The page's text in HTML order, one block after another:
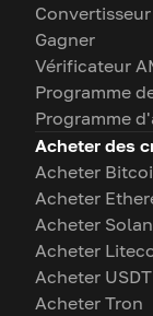
Convertisseur
Gagner
Vérificateur
Programme
Programme
Acheter des
Acheter
Acheter
Acheter
Acheter
Acheter USDT
Acheter Tron